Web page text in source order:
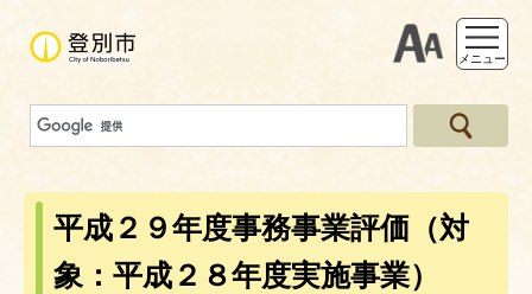
支援ツー
メニュー
平成２９年度事務事業評価（対
象：平成２８年度実施事業）